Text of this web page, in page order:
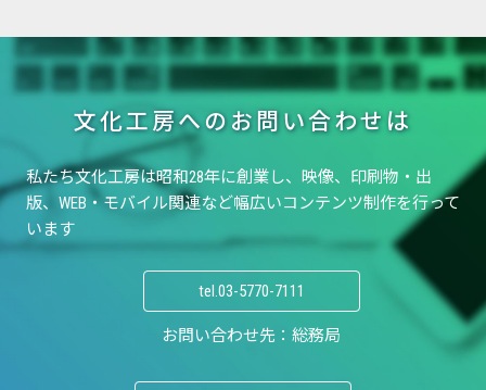
文化工房へのお問い合わせは
私たち文化工房は昭和28年に創業し、 映像、印刷物・出
版、WEB・モバイル関連など幅広いコンテンツ制作を行って
います
tel. 03-5770-7111
お問い合わせ先：総務局